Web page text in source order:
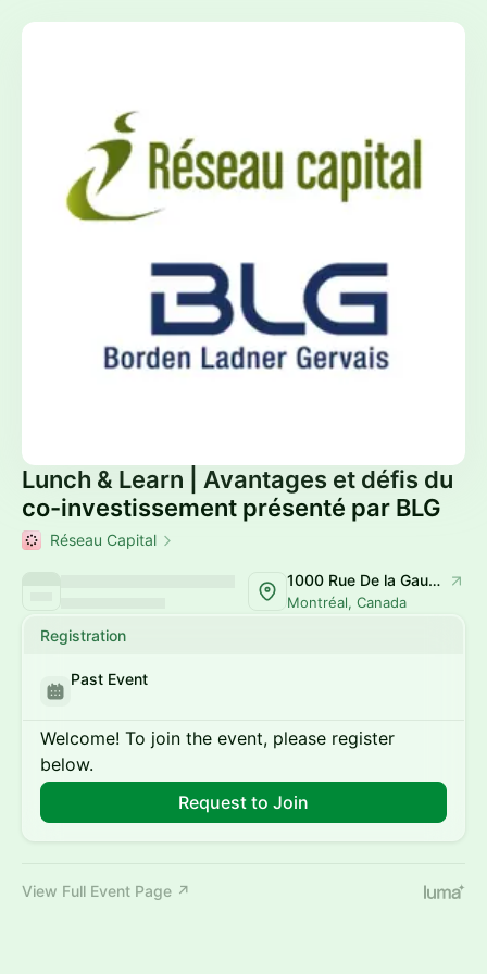
Lunch & Learn | Avantages et défis du
co-investissement présenté par BLG
Réseau Capital
1000 Rue De la Gauchetière O
Montréal, Canada
Registration
Past Event
Welcome! To join the event, please register
below.
Request to Join
View Full Event Page ↗